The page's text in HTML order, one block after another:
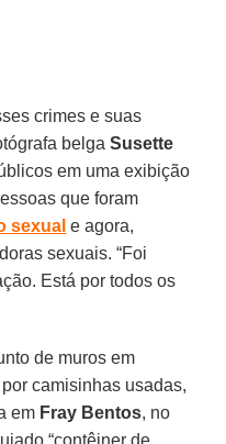
crimes e suas
belgaSusette
em uma exibição
que foram
sexual e agora,
sexuais. “Foi
Está por todos os
de muros em
camisinhas usadas,
em Fray Bentos, no
“contêiner de